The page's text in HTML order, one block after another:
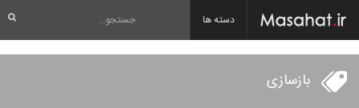
دسته ها
بازسازی